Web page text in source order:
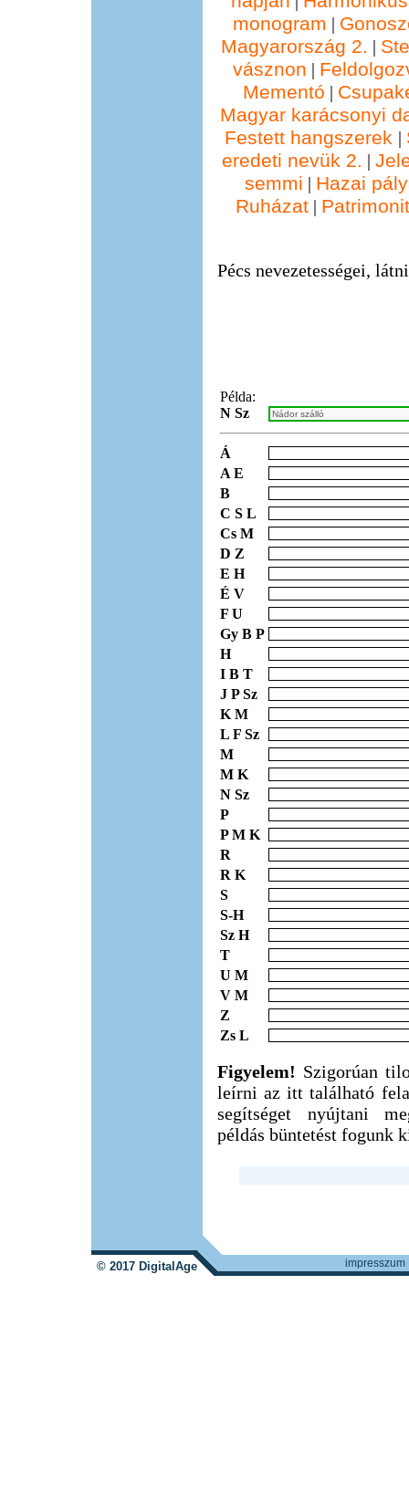
monogram |
Magyarország 2. |
vásznon |
Mementó |
Magyar karácsonyi
Festett hangszerek |
eredeti nevük 2. |
semmi | Hazai
Ruházat |
Pécs nevezetességei,
Példa:
N Sz
Á
A E
B
C S L
Cs M
D Z
E H
É V
F U
Gy B P
H
I B T
J P Sz
K M
L F Sz
M
M K
N Sz
P
P M K
R
R K
S
S-H
Sz H
T
U M
V M
Z
Zs L
Figyelem! Szigorúan
leírni az itt található
segítséget nyújtani
példás büntetést fogunk
© 2017 DigitalAge impresszum